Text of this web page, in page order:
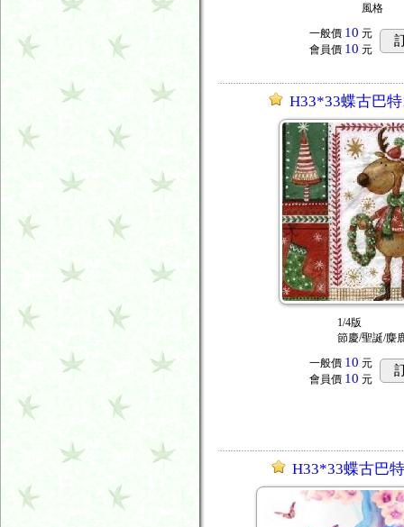
風格
一般價 10 元
會員價 10 元
H33*33蝶古巴
1/4版
節慶/聖誕/麋
一般價 10 元
會員價 10 元
H33*33蝶古巴